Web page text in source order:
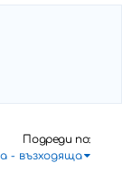
Подреди по: